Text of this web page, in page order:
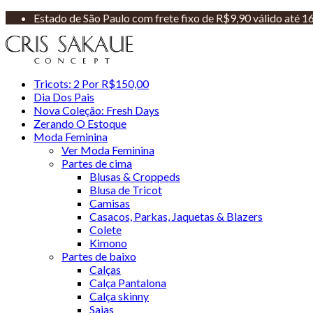
Estado de São Paulo com frete fixo de R$9,90 válido até
Tricots: 2 Por R$150,00
Dia Dos Pais
Nova Coleção: Fresh Days
Zerando O Estoque
Moda Feminina
Ver Moda Feminina
Partes de cima
Blusas & Croppeds
Blusa de Tricot
Camisas
Casacos, Parkas, Jaquetas & Blazers
Colete
Kimono
Partes de baixo
Calças
Calça Pantalona
Calça skinny
Saias